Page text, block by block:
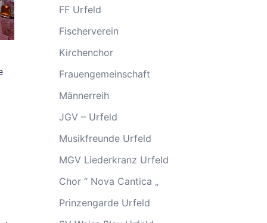
FF Urfeld
Fischerverein
Kirchenchor
Frauengemeinschaft
Männerreih
JGV – Urfeld
Musikfreunde Urfeld
MGV Liederkranz Urfeld
Chor “ Nova Cantica „
Prinzengarde Urfeld